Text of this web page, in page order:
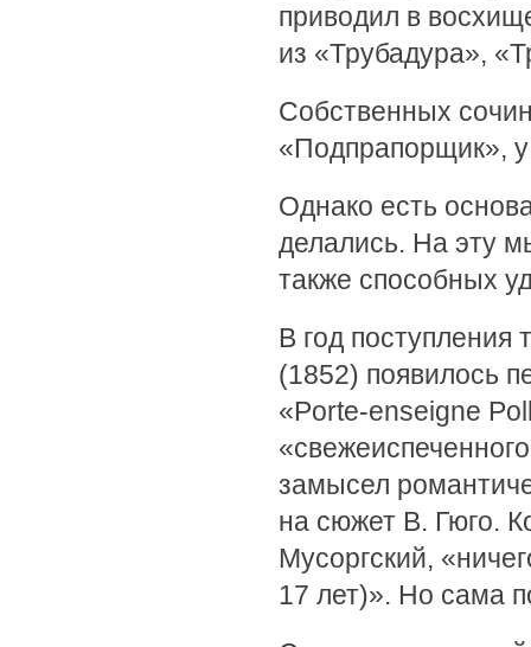
приводил в
из «Трубадура»,
Собственных
«Подпрапорщик»,
Однако есть
делались. На эту
также способных
В год поступления
(1852) появилось
«Porte-enseigne
замысел
на сюжет В. Гюго.
Мусоргский,
17 лет)». Но сама